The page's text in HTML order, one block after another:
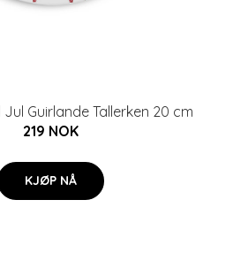
Guirlande Tallerken 20 cm
219 NOK
KJØP NÅ